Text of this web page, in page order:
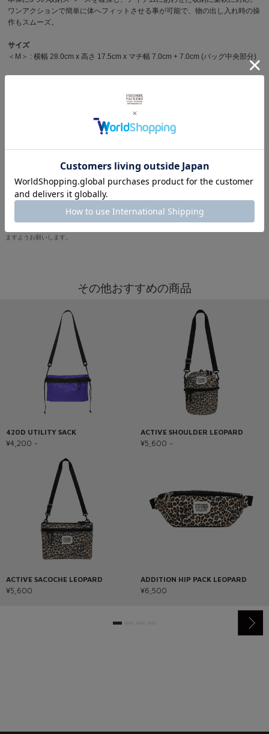
ワンアクションで簡単に体へフィットさせる事が可能で、物の出し入れ時の操
作もスムーズ。
サイズ
＜M＞ : 横幅 28.0cm x 高さ 17.5cm x マチ幅 7.0cm + 7.0cm (バッグ中央部分)
その他レオパードを見る
ますようお願いします。
その他おすすめの商品
420D UTILITY SACK
¥4,200 ~
ACTIVE SACOCHE LEOPARD
¥5,600
ACTIVE SHOULDER LEOPARD
¥5,600 ~
ADDITION HIP PACK LEOPARD
¥6,500